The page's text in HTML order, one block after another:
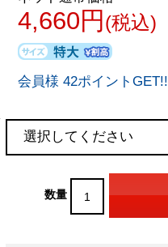
4,660円 (税込)
会員様 42ポイントGET!!
数量